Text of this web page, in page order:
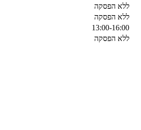
ללא הפסקה
ללא הפסקה
13:00-16:00
ללא הפסקה